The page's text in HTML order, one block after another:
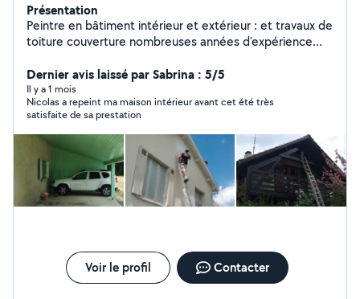
Présentation
Peintre en bâtiment intérieur et extérieur : et travaux de
toiture couverture nombreuses années d'expérience
d'expérience Travail propre et soigné possibilité
d'intervention urgent si possible avec mon équipe
,n'hésitez pas à me contacter cordialement. Ent: Nicolas
Peinture et Toiture
Dernier avis laissé par Sabrina : 5/5
Il y a 1 mois
Nicolas a repeint ma maison intérieur avant cet été très
satisfaite de sa prestation
Voir le profil Contacter